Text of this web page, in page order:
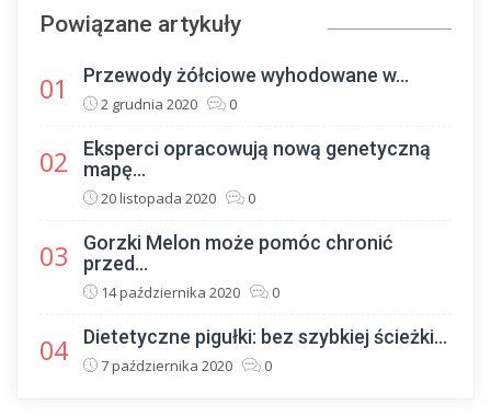
Powiązane artykuły
01 Przewody żółciowe wyhodowane w...
2 grudnia 2020 0
02
Eksperci opracowują nową genetyczną
mapę...
20 listopada 2020 0
03
Gorzki Melon może pomóc chronić
przed...
14 października 2020 0
04 Dietetyczne pigułki: bez szybkiej ścieżki...
7 października 2020 0